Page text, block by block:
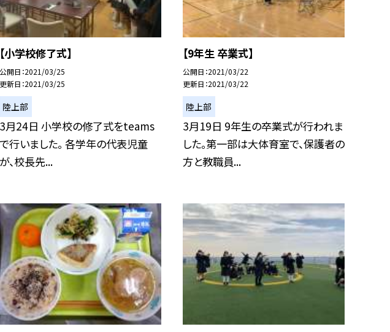
【小学校修了式】
公開日 2021/03/25
更新日 2021/03/25
陸上部
3月24日 小学校の修了式をteams
で行いました。 各学年の代表児童
が、校長先...
【9年生 卒業式】
公開日 2021/03/22
更新日 2021/03/22
陸上部
3月19日 9年生の卒業式が行われま
した。第一部は大体育室で、保護者の
方と教職員...